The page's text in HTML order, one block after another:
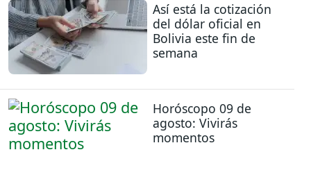
Así está la cotización
del dólar oficial en
Bolivia este fin de
semana
Horóscopo 09 de
agosto: Vivirás
momentos